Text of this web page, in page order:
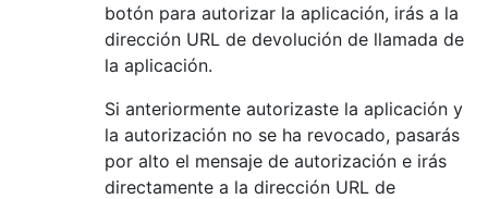
botón para autorizar la aplicación, irás a la
dirección URL de devolución de llamada de
la aplicación.
Si anteriormente autorizaste la aplicación y
la autorización no se ha revocado, pasarás
por alto el mensaje de autorización e irás
directamente a la dirección URL de